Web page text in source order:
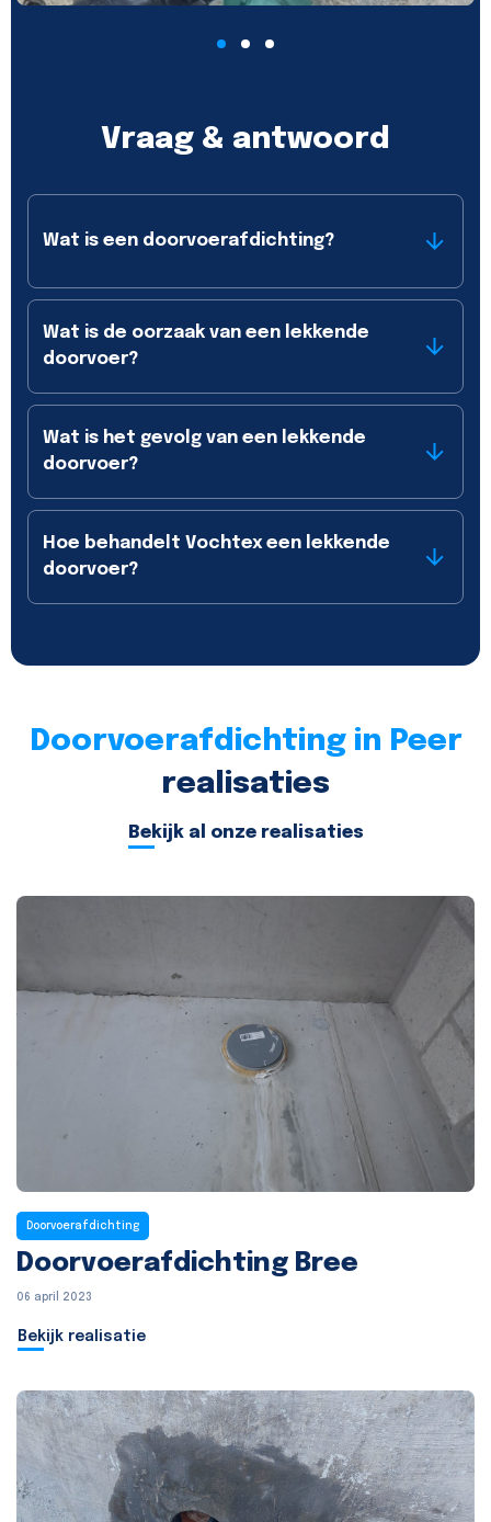
Vraag & antwoord
Wat is een doorvoerafdichting?
Wat is de oorzaak van een lekkende
doorvoer?
Wat is het gevolg van een lekkende
doorvoer?
Hoe behandelt Vochtex een lekkende
doorvoer?
Doorvoerafdichting in Peer
realisaties
Bekijk al onze realisaties
Doorvoerafdichting
Doorvoerafdichting Bree
06 april 2023
Bekijk realisatie